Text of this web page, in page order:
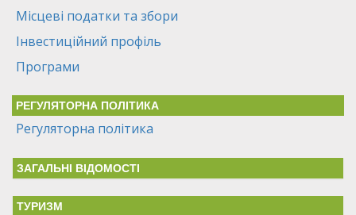
Місцеві податки та збори
Інвестиційний профіль
Програми
РЕГУЛЯТОРНА ПОЛІТИКА
Регуляторна політика
ЗАГАЛЬНІ ВІДОМОСТІ
ТУРИЗМ